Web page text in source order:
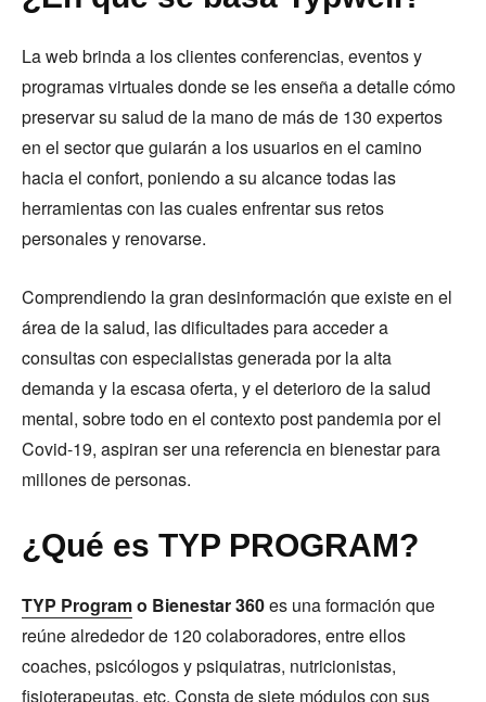
La web brinda a los clientes conferencias, eventos y
programas virtuales donde se les enseña a detalle cómo
preservar su salud de la mano de más de 130 expertos
en el sector que guiarán a los usuarios en el camino
hacia el confort, poniendo a su alcance todas las
herramientas con las cuales enfrentar sus retos
personales y renovarse.
Comprendiendo la gran desinformación que existe en el
área de la salud, las dificultades para acceder a
consultas con especialistas generada por la alta
demanda y la escasa oferta, y el deterioro de la salud
mental, sobre todo en el contexto post pandemia por el
Covid-19, aspiran ser una referencia en bienestar para
millones de personas.
¿Qué es TYP PROGRAM?
TYP Programo Bienestar 360es una formación que
reúne alrededor de 120 colaboradores, entre ellos
coaches, psicólogos y psiquiatras, nutricionistas,
fisioterapeutas, etc. Consta de siete módulos con sus